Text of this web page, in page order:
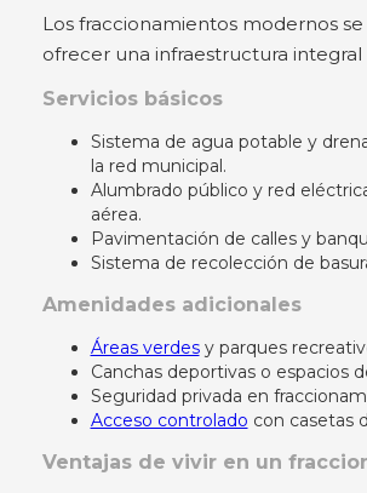
Los fraccionamientos modernos
ofrecer una infraestructura integral
Servicios básicos
Sistema de agua potable y
la red municipal.
Alumbrado público y red
aérea.
Pavimentación de calles y
Sistema de recolección de
Amenidades adicionales
Áreas verdesy parques
Canchas deportivas o espacios
Seguridad privada en
Acceso controlado con casetas
Ventajas de vivir en un